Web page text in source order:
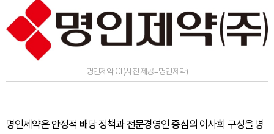
명인제약 CI (사진 제공=명인제약)
명인제약은 안정적 배당 정책과 전문경영인 중심의 이사회 구성을 병